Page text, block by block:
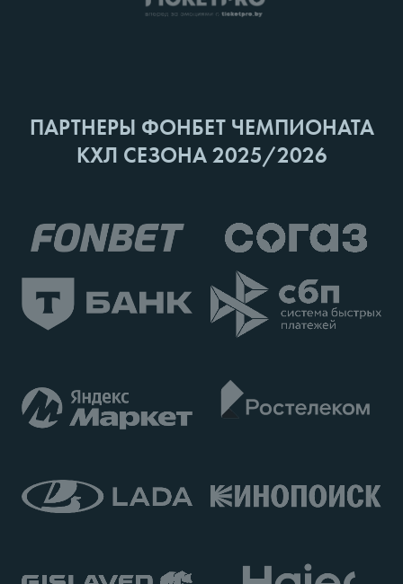
ПАРТНЕРЫ ФОНБЕТ ЧЕМПИОНАТА
КХЛ СЕЗОНА 2025/2026